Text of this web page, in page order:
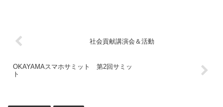
社会貢献講演会＆活動
OKAYAMAスマホサミット 第2回サミッ
ト